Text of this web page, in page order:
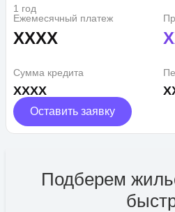
1 год
Ежемесячный платеж
XXXX
Сумма кредита
XXXX
Оставить заявку
Подберем